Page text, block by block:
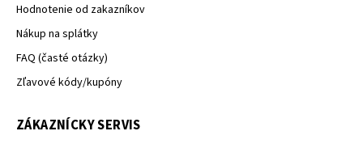
Hodnotenie od zakazníkov
Nákup na splátky
FAQ (časté otázky)
Zľavové kódy/kupóny
ZÁKAZNÍCKY SERVIS